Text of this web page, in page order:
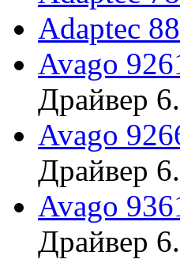
Adaptec
Avago
Драйвер
Avago
Драйвер
Avago
Драйвер